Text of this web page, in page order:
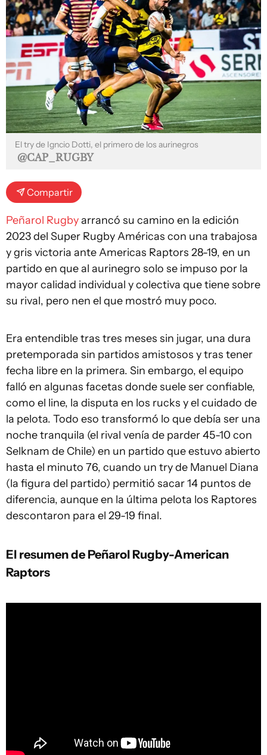
El try de Igncio Dotti, el primero de los aurinegros
@CAP_RUGBY
Compartir
Peñarol Rugbyarrancó su camino en la edición
2023 del Super Rugby Américas con una trabajosa
y gris victoria ante Americas Raptors 28-19, en un
partido en que al aurinegro solo se impuso por la
mayor calidad individual y colectiva que tiene sobre
su rival, pero nen el que mostró muy poco.
Era entendible tras tres meses sin jugar, una dura
pretemporada sin partidos amistosos y tras tener
fecha libre en la primera. Sin embargo, el equipo
falló en algunas facetas donde suele ser confiable,
como el line, la disputa en los rucks y el cuidado de
la pelota. Todo eso transformó lo que debía ser una
noche tranquila (el rival venía de parder 45-10 con
Selknam de Chile) en un partido que estuvo abierto
hasta el minuto 76, cuando un try de Manuel Diana
(la figura del partido) permitió sacar 14 puntos de
diferencia, aunque en la última pelota los Raptores
descontaron para el 29-19 final.
El resumen de Peñarol Rugby-American
Raptors